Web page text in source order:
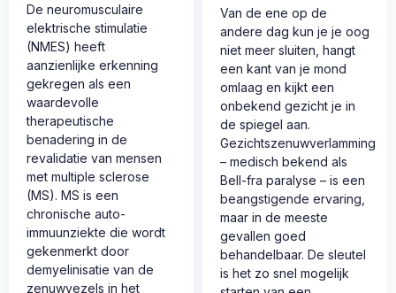
De neuromusculaire
elektrische stimulatie
(NMES) heeft
aanzienlijke erkenning
gekregen als een
waardevolle
therapeutische
benadering in de
revalidatie van mensen
met multiple sclerose
(MS). MS is een
chronische auto-
immuunziekte die wordt
gekenmerkt door
demyelinisatie van de
zenuwvezels in het
Van de ene op de
andere dag kun je je oog
niet meer sluiten, hangt
een kant van je mond
omlaag en kijkt een
onbekend gezicht je in
de spiegel aan.
Gezichtszenuwverlamming
– medisch bekend als
Bell-fra paralyse – is een
beangstigende ervaring,
maar in de meeste
gevallen goed
behandelbaar. De sleutel
is het zo snel mogelijk